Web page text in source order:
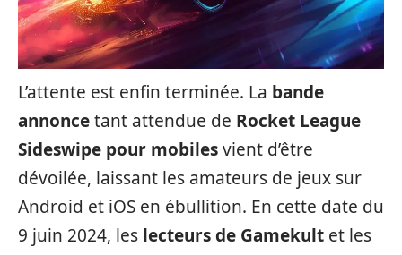
L’attente est enfin terminée. La bande
annoncetant attendue de Rocket League
Sideswipe pour mobilesvient d’être
dévoilée, laissant les amateurs de jeux sur
Android et iOS en ébullition. En cette date du
9 juin 2024, les lecteurs de Gamekult et les